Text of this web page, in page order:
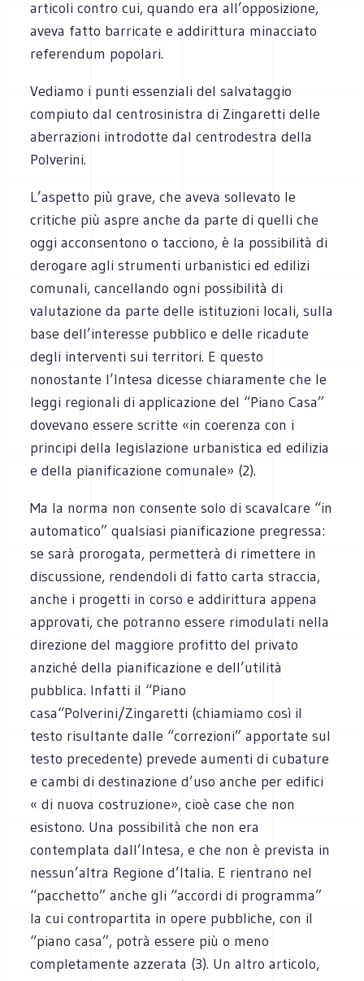
articoli contro cui, quando era all’opposizione,
aveva fatto barricate e addirittura minacciato
referendum popolari.
Vediamo i punti essenziali del salvataggio
compiuto dal centrosinistra di Zingaretti delle
aberrazioni introdotte dal centrodestra della
Polverini.
L’aspetto più grave, che aveva sollevato le
critiche più aspre anche da parte di quelli che
oggi acconsentono o tacciono, è la possibilità di
derogare agli strumenti urbanistici ed edilizi
comunali, cancellando ogni possibilità di
valutazione da parte delle istituzioni locali, sulla
base dell’interesse pubblico e delle ricadute
degli interventi sui territori. E questo
nonostante l’Intesa dicesse chiaramente che le
leggi regionali di applicazione del “Piano Casa”
dovevano essere scritte «in coerenza con i
principi della legislazione urbanistica ed edilizia
e della pianificazione comunale» (2).
Ma la norma non consente solo di scavalcare “in
automatico” qualsiasi pianificazione pregressa:
se sarà prorogata, permetterà di rimettere in
discussione, rendendoli di fatto carta straccia,
anche i progetti in corso e addirittura appena
approvati, che potranno essere rimodulati nella
direzione del maggiore profitto del privato
anziché della pianificazione e dell’utilità
pubblica. Infatti il “Piano
casa“Polverini/Zingaretti (chiamiamo così il
testo risultante dalle “correzioni” apportate sul
testo precedente) prevede aumenti di cubature
e cambi di destinazione d’uso anche per edifici
« di nuova costruzione», cioè case che non
esistono. Una possibilità che non era
contemplata dall’Intesa, e che non è prevista in
nessun’altra Regione d’Italia. E rientrano nel
“pacchetto” anche gli “accordi di programma”
la cui contropartita in opere pubbliche, con il
“piano casa”, potrà essere più o meno
completamente azzerata (3). Un altro articolo,